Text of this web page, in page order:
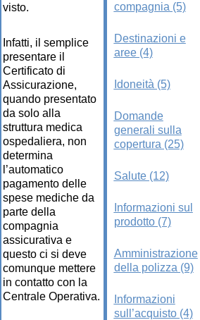
visto.
Infatti, il semplice
presentare il
Certificato di
Assicurazione,
quando presentato
da solo alla
struttura medica
ospedaliera, non
determina
l’automatico
pagamento delle
spese mediche da
parte della
compagnia
assicurativa e
questo ci si deve
comunque mettere
in contatto con la
Centrale Operativa.
compagnia (5)
Destinazioni e
aree (4)
Idoneità (5)
Domande
generali sulla
copertura (25)
Salute (12)
Informazioni sul
prodotto (7)
Amministrazione
della polizza (9)
Informazioni
sull’acquisto (4)